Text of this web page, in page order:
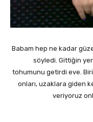
Babam hep ne kadar
söyledi. Gittiğin
tohumunu getirdi eve.
onları, uzaklara giden
veriyoruz